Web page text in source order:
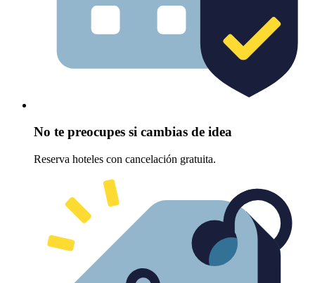
No te preocupes si cambias de idea
Reserva hoteles con cancelación gratuita.